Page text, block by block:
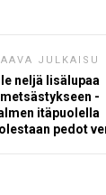
JULKAISU
neljä lisälupaa
-
itäpuolella
pedot